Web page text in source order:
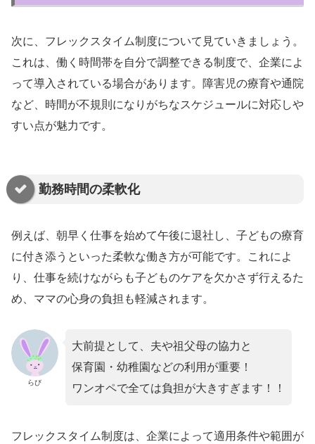
次に、フレックスタイム制度について見ていきましょう。
これは、働く時間帯を自分で調整できる制度で、企業によ
って導入されている場合があります。障害児の療育や通院
など、時間が不規則になりがちなスケジュールに対応しや
すい点が魅力です。
勤務時間の柔軟化
例えば、朝早く仕事を始めて午後に退社し、子どもの療育
に付き添うといった柔軟な働き方が可能です。これによ
り、仕事を続けながらも子どものケアを欠かさず行えるた
め、ママの心身の負担も軽減されます。
らび
大前提として、夫や祖父母の協力と
保育園・幼稚園などの利用が重要！
ワンオペで全ては負担が大きすぎます！！
フレックスタイム制度は、企業によって適用条件や範囲が